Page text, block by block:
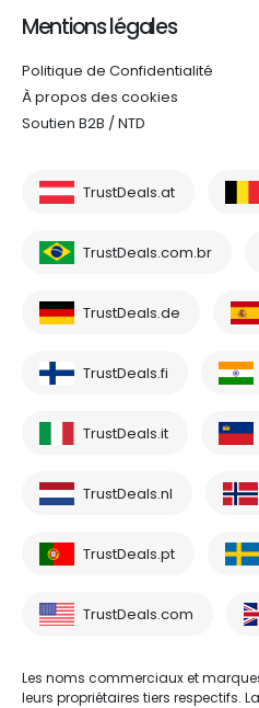
Mentions légales
Politique de Confidentialité
À propos des cookies
Soutien B2B / NTD
TrustDeals.at
TrustDeals.com.br
TrustDeals.de
TrustDeals.fi
TrustDeals.it
TrustDeals.nl
TrustDeals.pt
TrustDeals.com
Les noms commerciaux et
leurs propriétaires tiers respectifs.